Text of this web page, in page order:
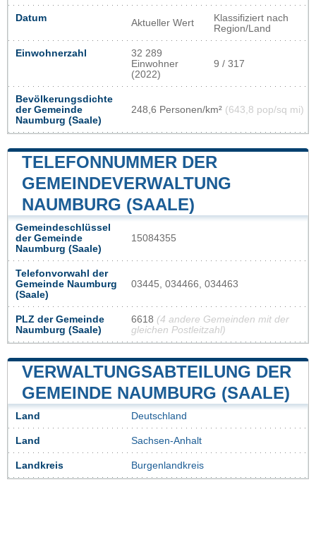
Datum Aktueller Wert
Klassifiziert nach
Region/Land
Einwohnerzahl
32 289
Einwohner
(2022)
9 / 317
Bevölkerungsdichte
der Gemeinde
Naumburg (Saale)
248,6 Personen/km² (643,8 pop/sq mi)
TELEFONNUMMER DER
GEMEINDEVERWALTUNG
NAUMBURG (SAALE)
Gemeindeschlüssel
der Gemeinde
Naumburg (Saale)
15084355
Telefonvorwahl der
Gemeinde Naumburg
(Saale)
03445, 034466, 034463
PLZ der Gemeinde
Naumburg (Saale)
6618 (4 andere Gemeinden mit der
gleichen Postleitzahl)
VERWALTUNGSABTEILUNG DER
GEMEINDE NAUMBURG (SAALE)
Land Deutschland
Land Sachsen-Anhalt
Landkreis Burgenlandkreis